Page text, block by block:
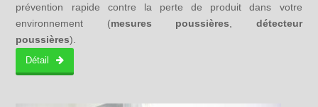
prévention rapide contre la perte de produit dans votre
environnement (mesures poussières
détecteur
poussières).
Détail